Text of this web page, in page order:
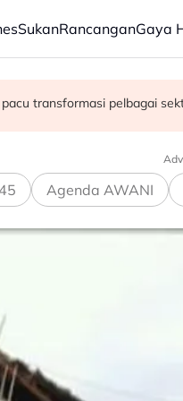
SukanRancanganGaya
semusim
transformasi pelbagai
Agenda AWANI